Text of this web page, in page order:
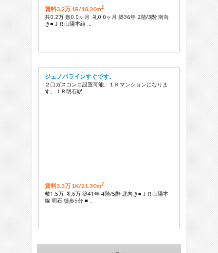
賃料3.2万 1R/18.20m2
共0.2万 敷0.0ヶ月 礼0.0ヶ月 築36年 2階/3階 南向
き■ＪＲ山陽本線 …
ジェノバラインすぐです。
２口ガスコンロ設置可能、１Ｋマンションになりま
す。ＪＲ明石駅 …
賃料3.3万 1K/21.30m2
敷1.5万 礼6万 築41年 4階/5階 北向き■ＪＲ山陽本
線 明石 徒歩5分 ■ …